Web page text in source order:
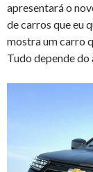
apresentará o
de carros que eu
mostra um carro
Tudo depende